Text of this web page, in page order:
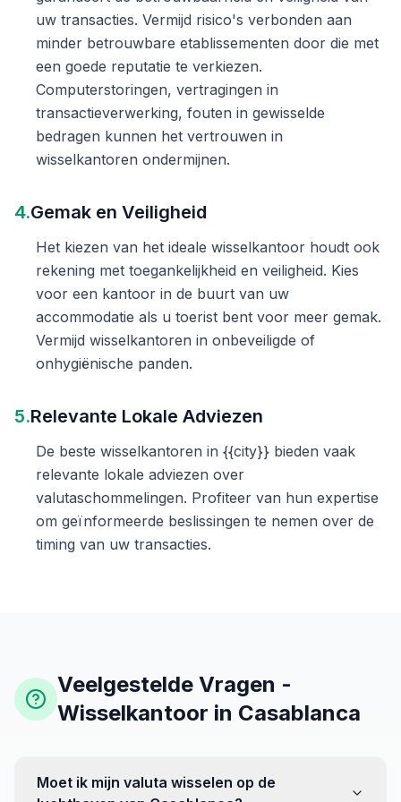
uw transacties. Vermijd risico's verbonden aan
minder betrouwbare etablissementen door die met
een goede reputatie te verkiezen.
Computerstoringen, vertragingen in
transactieverwerking, fouten in gewisselde
bedragen kunnen het vertrouwen in
wisselkantoren ondermijnen.
4.Gemak en Veiligheid
Het kiezen van het ideale wisselkantoor houdt ook
rekening met toegankelijkheid en veiligheid. Kies
voor een kantoor in de buurt van uw
accommodatie als u toerist bent voor meer gemak.
Vermijd wisselkantoren in onbeveiligde of
onhygiënische panden.
5.Relevante Lokale Adviezen
De beste wisselkantoren in {{city}} bieden vaak
relevante lokale adviezen over
valutaschommelingen. Profiteer van hun expertise
om geïnformeerde beslissingen te nemen over de
timing van uw transacties.
Veelgestelde Vragen -
Wisselkantoor in Casablanca
Moet ik mijn valuta wisselen op de